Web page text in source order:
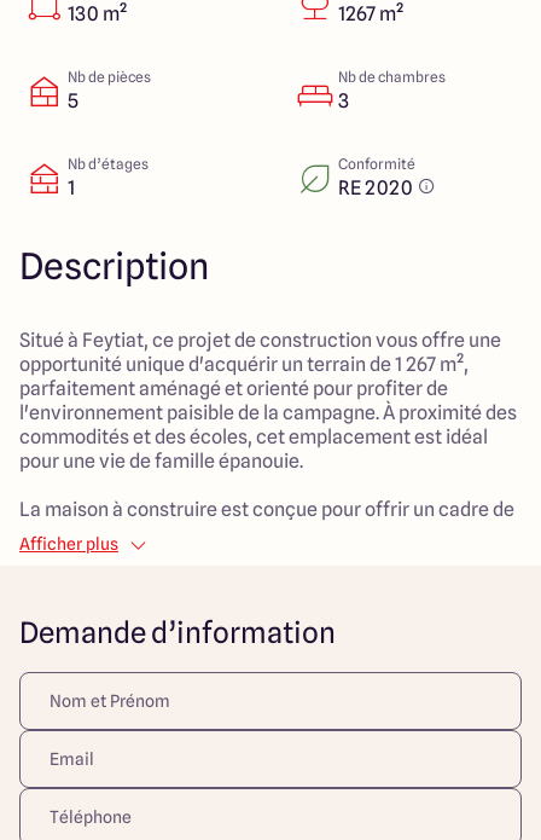
130 m² 1267 m²
Nb de pièces
5
Nb de chambres
3
Nb d’étages
1
Conformité
RE 2020
Description
Situé à Feytiat, ce projet de construction vous offre une
opportunité unique d'acquérir un terrain de 1 267 m²,
parfaitement aménagé et orienté pour profiter de
l'environnement paisible de la campagne. À proximité des
commodités et des écoles, cet emplacement est idéal
pour une vie de famille épanouie.
La maison à construire est conçue pour offrir un cadre de
vie agréable et fonctionnel, avec une surface habitable
de 130 m². Ce modèle comprend 5 pièces, dont trois
pour favoriser les moments de partage entre proches,
membres de la famille.
Le terrain, avec sa surface significative, offre de belles
possibilités d'aménagement extérieur, propices aux jeux
des enfants et aux moments de détente en plein air.
Profitez d'un cadre de vie qui allie tranquillité et
accessibilité, apte à satisfaire les aspirations de toute la
Afficher plus
Demande d’information